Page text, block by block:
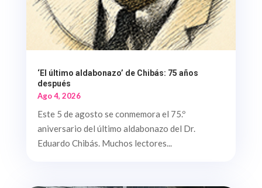
‘El último aldabonazo’ de Chibás: 75 años
después
Ago 4, 2026
Este 5 de agosto se conmemora el 75.º
aniversario del último aldabonazo del Dr.
Eduardo Chibás. Muchos lectores...